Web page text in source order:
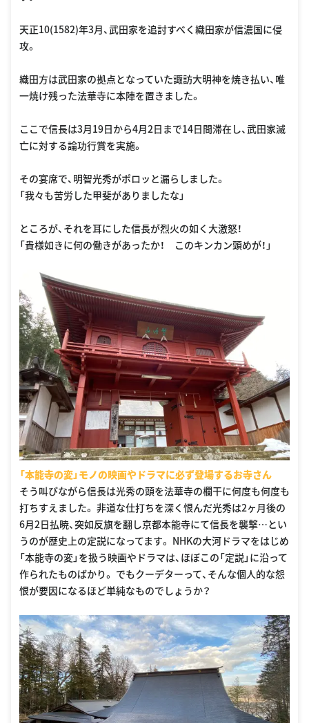
天正10(1582)年3月、武田家を追討すべく織田家が信濃国に侵
攻。
織田方は武田家の拠点となっていた諏訪大明神を焼き払い、唯
一焼け残った法華寺に本陣を置きました。
ここで信長は3月19日から4月2日まで14日間滞在し、武田家滅
亡に対する論功行賞を実施。
その宴席で、明智光秀がポロッと漏らしました。
「我々も苦労した甲斐がありましたな」
ところが、それを耳にした信長が烈火の如く大激怒！
「貴様如きに何の働きがあったか！ このキンカン頭めが！」
「本能寺の変」モノの映画やドラマに必ず登場するお寺さん
そう叫びながら信長は光秀の頭を法華寺の欄干に何度も何度も
打ちすえました。 非道な仕打ちを深く恨んだ光秀は2ヶ月後の
6月2日払暁、突如反旗を翻し京都本能寺にて信長を襲撃…とい
うのが歴史上の定説になってます。 NHKの大河ドラマをはじめ
「本能寺の変」を扱う映画やドラマは、ほぼこの「定説」に沿って
作られたものばかり。 でもクーデターって、そんな個人的な怨
恨が要因になるほど単純なものでしょうか？